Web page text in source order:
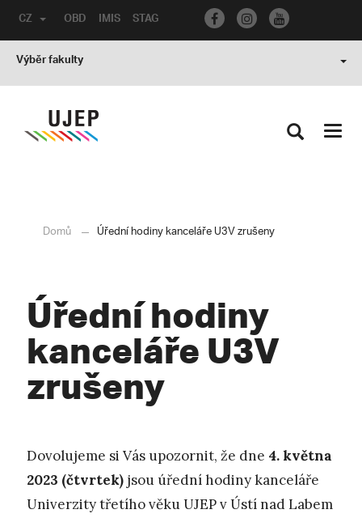
OBD IMIS STAG
CZ
Výběr fakulty
Domů Úřední hodiny kanceláře U3V zrušeny
Úřední hodiny
kanceláře U3V
zrušeny
Dovolujeme si Vás upozornit, že dne 4. května
2023 (čtvrtek) jsou úřední hodiny kanceláře
Univerzity třetího věku UJEP v Ústí nad Labem